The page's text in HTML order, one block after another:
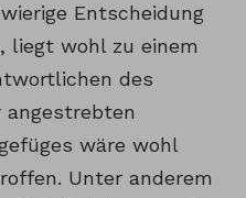
Entscheidung
liegt wohl zu einem
des
angestrebten
wäre wohl
Unter anderem